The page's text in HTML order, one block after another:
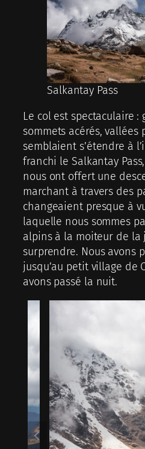
Salkantay Pass
Le col est spectaculaire
sommets acérés, vallées
semblaient s’étendre à
franchi le Salkantay
nous ont offert une
marchant à travers des
changeaient presque à
laquelle nous sommes
alpins à la moiteur de la
surprendre. Nous avons
jusqu’au petit village de
avons passé la nuit.